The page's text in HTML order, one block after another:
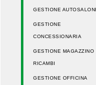
GESTIONE
GESTIONE
CONCESSIONARIA
GESTIONE MAGAZZINO
RICAMBI
GESTIONE OFFICINA